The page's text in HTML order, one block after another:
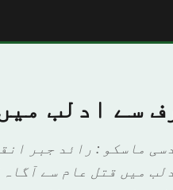
سے ادلب
ماسکو : رائد جبر
میں قتل عام سے